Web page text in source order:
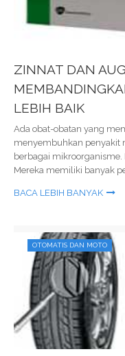
ZINNAT DAN
LEBIH BAIK
Ada obat-obatan yang
menyembuhkan penyakit
berbagai
Mereka memiliki banyak
BACA LEBIH BANYAK
OTOMATIS DAN MOTO